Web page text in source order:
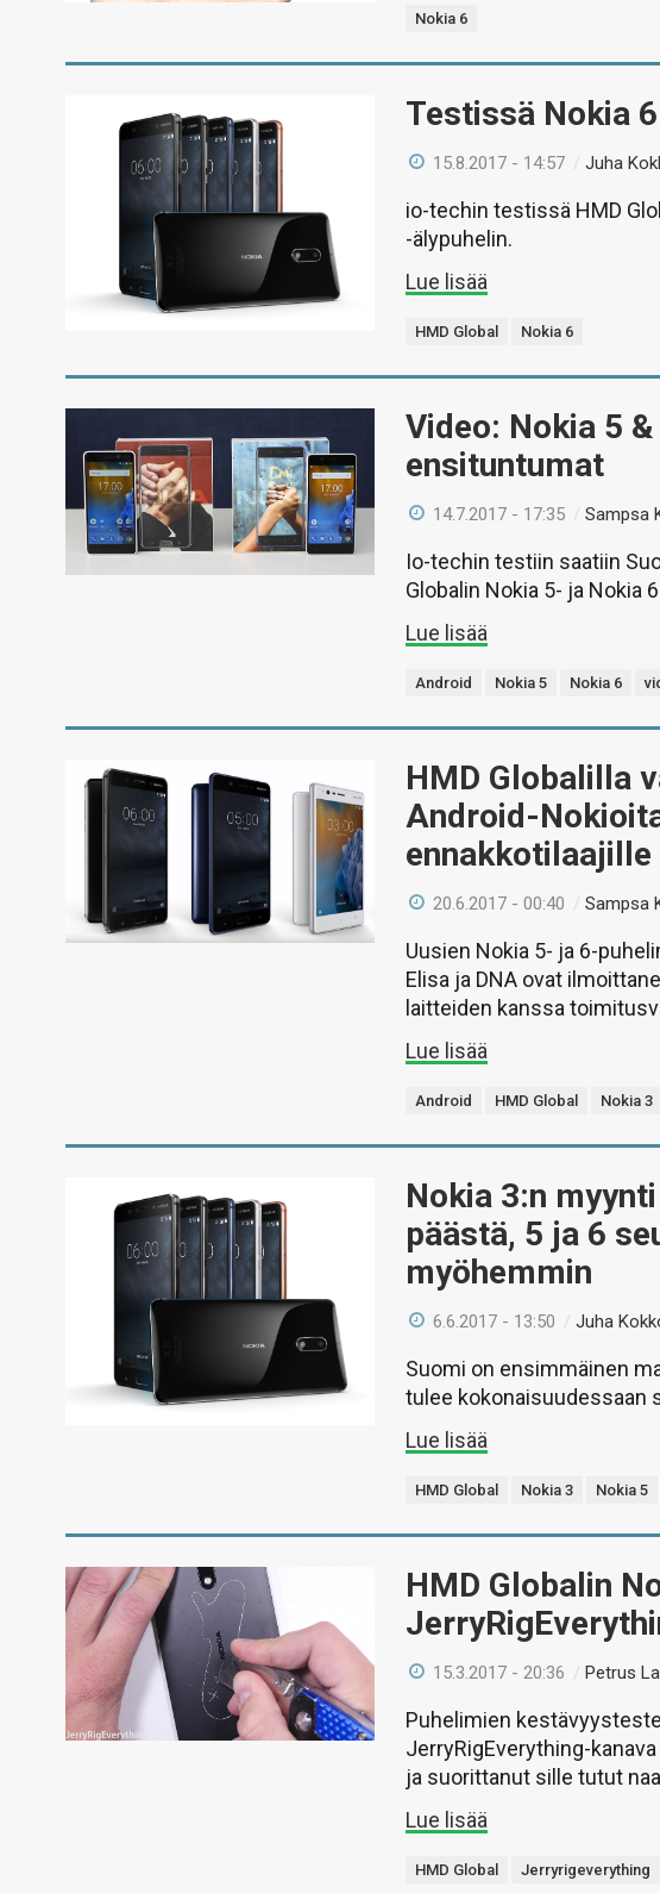
Nokia 6
Testissä Nokia 6
15.8.2017 - 14:57 /Juha
io-techin testissä HMD
-älypuhelin.
Lue lisää
HMD Global Nokia 6
Video: Nokia 5
ensituntumat
14.7.2017 - 17:35 /Sampsa
Io-techin testiin saatiin
Globalin Nokia 5- ja Nokia
Lue lisää
Android Nokia 5 Nokia 6
HMD Globalilla
Android-
20.6.2017 - 00:40 /Sampsa
Uusien Nokia 5- ja 6-
Elisa ja DNA ovat
laitteiden kanssa
Lue lisää
Android HMD Global Nokia 3
Nokia 3:n
päästä, 5 ja 6
myöhemmin
6.6.2017 - 13:50 /Juha
Suomi on ensimmäinen
tulee kokonaisuudessaan
Lue lisää
HMD Global Nokia 3 Nokia 5
HMD Globalin
15.3.2017 - 20:36 /Petrus
Puhelimien
JerryRigEverything-
ja suorittanut sille tutut
Lue lisää
HMD Global Jerryrigeverything